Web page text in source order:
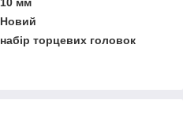
Новий
набір торцевих головок